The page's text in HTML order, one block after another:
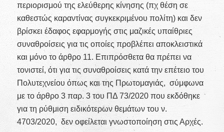
περιορισμού της ελεύθερης κίνησης (πχ θέση σε
καθεστώς καραντίνας συγκεκριμένου πολίτη) και δεν
βρίσκει έδαφος εφαρμογής στις μαζικές υπαίθριες
συναθροίσεις για τις οποίες προβλέπει αποκλειστικά
και μόνο το άρθρο 11. Επιπρόσθετα θα πρέπει να
τονιστεί, ότι για τις συναθροίσεις κατά την επέτειο του
Πολυτεχνείου όπως και της Πρωτομαγιάς, σύμφωνα
με το άρθρο 3 παρ. 3 του ΠΔ 73/2020 που εκδόθηκε
για τη ρύθμιση ειδικότερων θεμάτων του ν.
4703/2020, δεν οφείλεται γνωστοποίηση στις Αρχές.